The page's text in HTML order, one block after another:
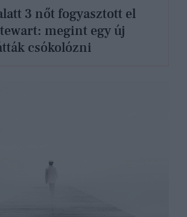
3 nőt fogyasztott el
megint egy új
csókolózni